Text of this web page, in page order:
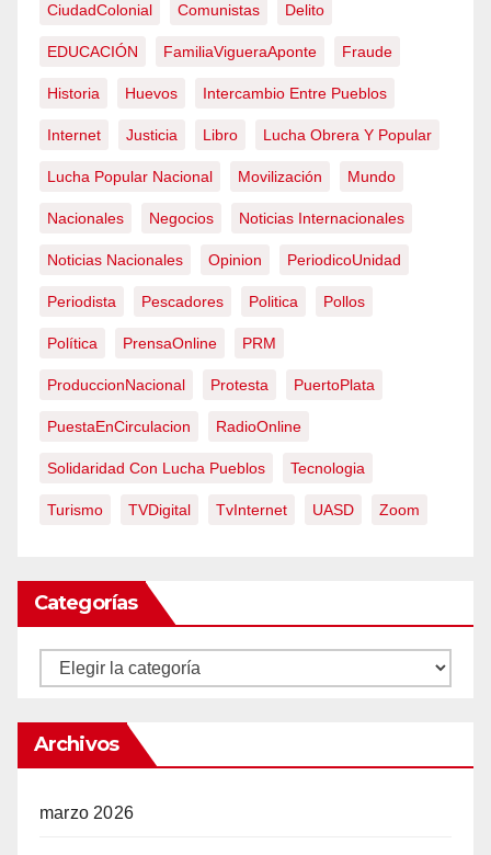
CiudadColonial Comunistas Delito
EDUCACIÓN FamiliaVigueraAponte Fraude
Historia Huevos Intercambio Entre Pueblos
Internet Justicia Libro Lucha Obrera Y Popular
Lucha Popular Nacional Movilización Mundo
Nacionales Negocios Noticias Internacionales
Noticias Nacionales Opinion PeriodicoUnidad
Periodista Pescadores Politica Pollos
Política PrensaOnline PRM
ProduccionNacional Protesta PuertoPlata
PuestaEnCirculacion RadioOnline
Solidaridad Con Lucha Pueblos Tecnologia
Turismo TVDigital TvInternet UASD Zoom
Categorías
Categorías
Archivos
marzo 2026